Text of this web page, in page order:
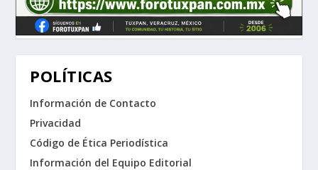
POLÍTICAS
Información de Contacto
Privacidad
Código de Ética Periodística
Información del Equipo Editorial